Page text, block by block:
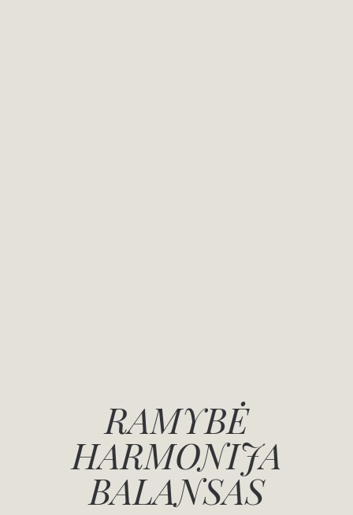
RAMYBĖ
HARMONIJA
BALANSAS